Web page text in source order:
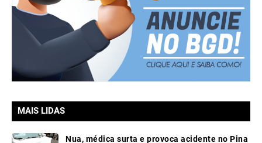
MAIS LIDAS
Nua, médica surta e provoca acidente no Pina